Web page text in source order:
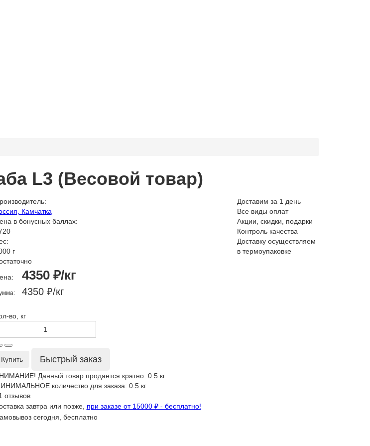
L3 (Весовой товар)
Камчатка
в бонусных баллах:
г
4350 ₽/кг
4350 ₽/кг
во, кг
Купить Быстрый заказ
Данный товар продается кратно: 0.5 кг
количество для заказа: 0.5 кг
отзывов
завтра или позже, при заказе от 15000 ₽ - бесплатно!
сегодня, бесплатно
Доставим за 1 день
Все виды оплат
Акции, скидки, подарки
Контроль качества
Доставку осуществляем
в термоупаковке